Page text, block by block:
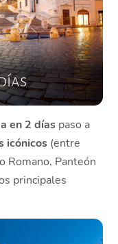
en 2 días paso a
icónicos (entre
Romano, Panteón
principales